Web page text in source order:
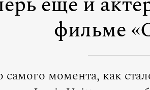
фильме
самого момента, как